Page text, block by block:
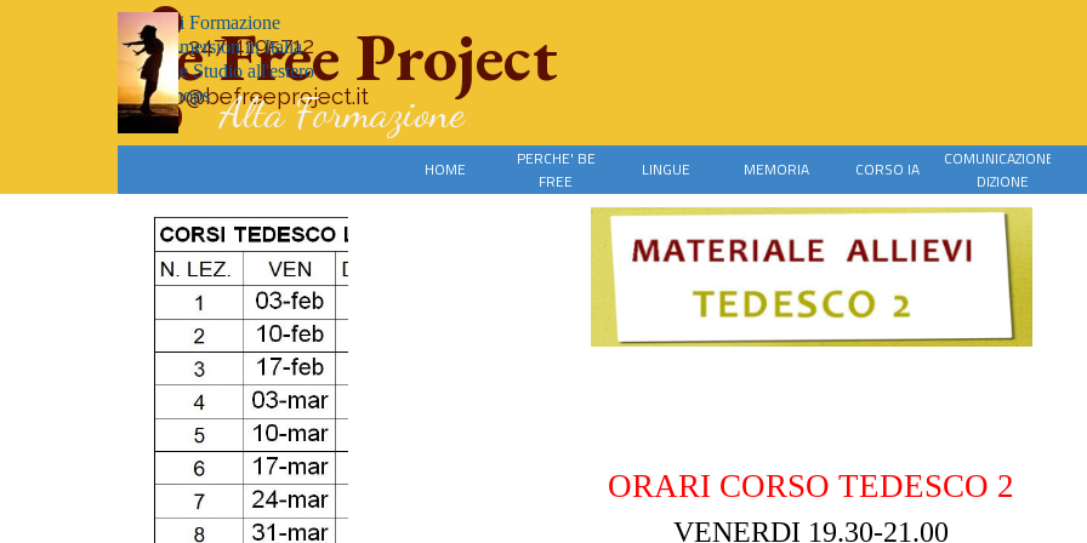
Vai ai contenuti
HOME
PERCHE' BE
FREE
LINGUE ▼
MEMORIA CORSO IA
COMUNICAZIONE-
DIZIONE
Be Free Project
cell. 347 4195712
info@befreeproject.it
Alta Formazione
-Corsi di Formazione
-Full Immersion in Italia
-Vacanze Studio all'estero
-Workshops
-Eventi
ORARI CORSO TEDESCO 2
VENERDI 19.30-21.00